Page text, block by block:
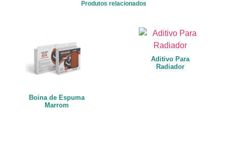
Produtos relacionados
Boina de Espuma
Marrom
Aditivo Para
Radiador